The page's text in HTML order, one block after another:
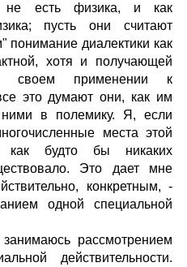
не есть физика, и как
пусть они считают
понимание диалектики как
хотя и получающей
в своем применении к
это думают они, как им
в полемику. Я, если
места этой
как будто бы никаких
Это дает мне
конкретным, -
одной специальной
рассмотрением
действительности.